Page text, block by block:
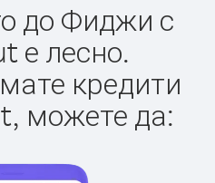
до Фиджи с
е лесно.
кредити
можете да: